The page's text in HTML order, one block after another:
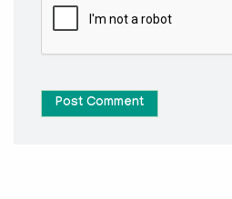
Post Comment